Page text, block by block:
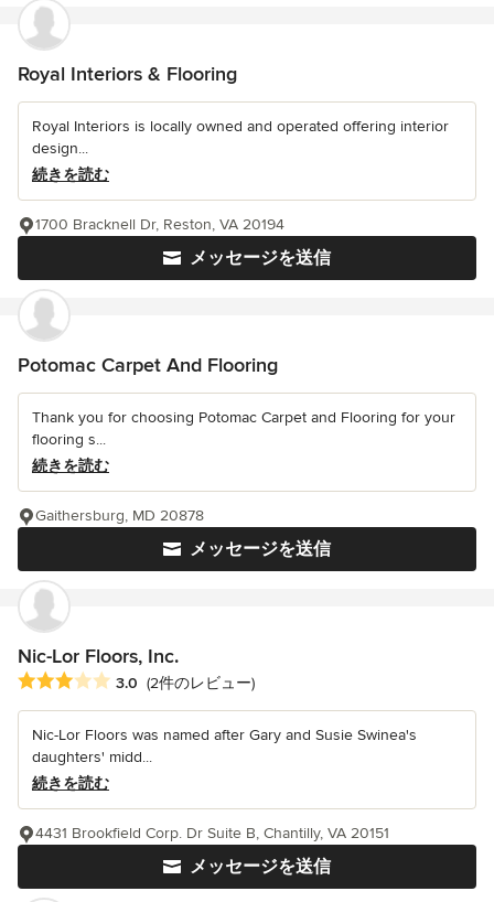
Royal Interiors & Flooring
Royal Interiors is locally owned and operated offering interior
design...
続きを読む
メッセージを送信
1700 Bracknell Dr, Reston, VA 20194
Potomac Carpet And Flooring
Thank you for choosing Potomac Carpet and Flooring for your
flooring s...
続きを読む
メッセージを送信
Gaithersburg, MD 20878
Nic-Lor Floors, Inc.
平均評価：5つ星中 星3
3.0 (2件のレビュー)
Nic-Lor Floors was named after Gary and Susie Swinea's
daughters' midd...
続きを読む
メッセージを送信
4431 Brookfield Corp. Dr Suite B, Chantilly, VA 20151